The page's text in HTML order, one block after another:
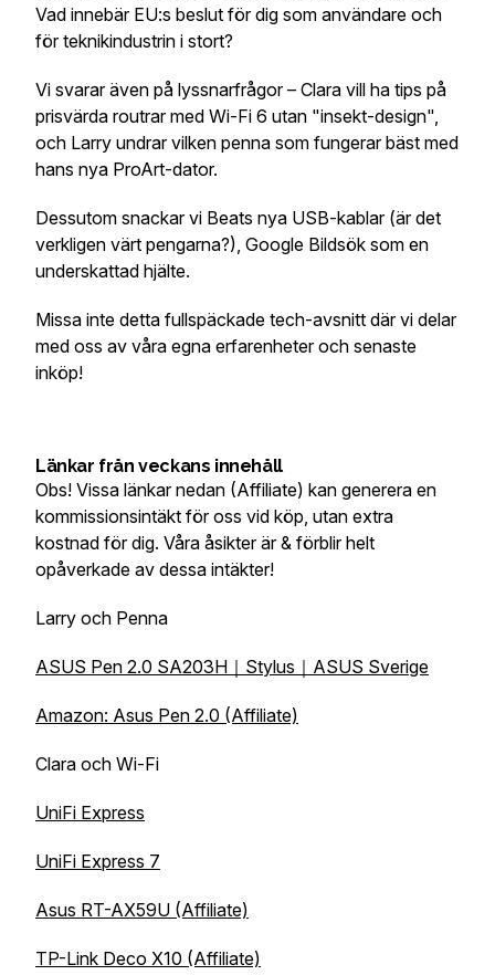
Vad innebär EU:s beslut för dig som användare och
för teknikindustrin i stort?
Vi svarar även på lyssnarfrågor – Clara vill ha tips på
prisvärda routrar med Wi-Fi 6 utan "insekt-design",
och Larry undrar vilken penna som fungerar bäst med
hans nya ProArt-dator.
Dessutom snackar vi Beats nya USB-kablar (är det
verkligen värt pengarna?), Google Bildsök som en
underskattad hjälte.
Missa inte detta fullspäckade tech-avsnitt där vi delar
med oss av våra egna erfarenheter och senaste
inköp!
Länkar från veckans innehåll
Obs! Vissa länkar nedan (Affiliate) kan generera en
kommissionsintäkt för oss vid köp, utan extra
kostnad för dig. Våra åsikter är & förblir helt
opåverkade av dessa intäkter!
Larry och Penna
ASUS Pen 2.0 SA203H｜Stylus｜ASUS Sverige
Amazon: Asus Pen 2.0 (Affiliate)
Clara och Wi-Fi
UniFi Express
UniFi Express 7
Asus RT-AX59U (Affiliate)
TP-Link Deco X10 (Affiliate)